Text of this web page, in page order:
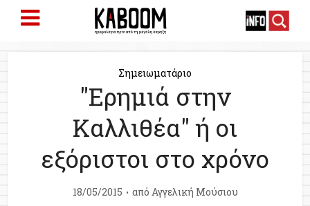
Σημειωματάριο
"Ερημιά στην
Καλλιθέα" ή οι
εξόριστοι στο χρόνο
18/05/2015 από Αγγελική Μούσιου